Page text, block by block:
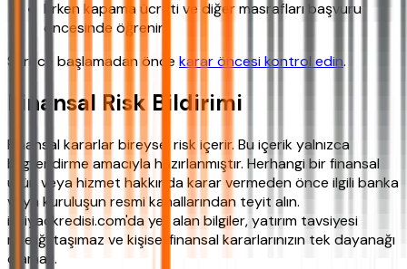
Erken kapama ücreti ve diğer masrafları başvuru
öncesinde öğrenin
Sürece başlamadan önce karar öncesi kontrol edin.
Finansal Risk Bildirimi
Finansal kararlar bireysel risk içerir. Bu içerik yalnızca
bilgilendirme amacıyla hazırlanmıştır. Herhangi bir finansal
ürün veya hizmet hakkında karar vermeden önce ilgili banka
veya kuruluşun resmi kanallarından teyit alın.
ihtiyackredisi.com'da yer alan bilgiler, yatırım tavsiyesi
niteliği taşımaz ve kişisel finansal kararlarınızın tek dayanağı
olamaz.